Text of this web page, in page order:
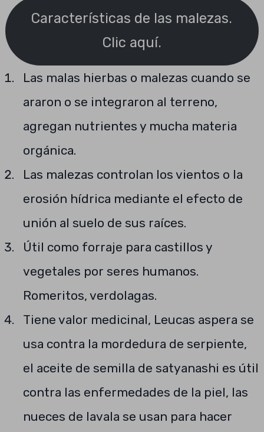
Características de las malezas.
Clic aquí.
Las malas hierbas o malezas cuando se
araron o se integraron al terreno,
agregan nutrientes y mucha materia
orgánica.
Las malezas controlan los vientos o la
erosión hídrica mediante el efecto de
unión al suelo de sus raíces.
Útil como forraje para castillos y
vegetales por seres humanos.
Romeritos, verdolagas.
Tiene valor medicinal, Leucas aspera se
usa contra la mordedura de serpiente,
el aceite de semilla de satyanashi es útil
contra las enfermedades de la piel, las
nueces de lavala se usan para hacer